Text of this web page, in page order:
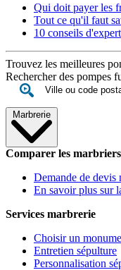
Qui doit payer les
Tout ce qu'il faut
10 conseils d'expert
Trouvez les meilleures
Rechercher des pompes
Marbrerie
Comparer les marbriers
Demande de devis
En savoir plus sur
Services marbrerie
Choisir un
Entretien sépulture
Personnalisation